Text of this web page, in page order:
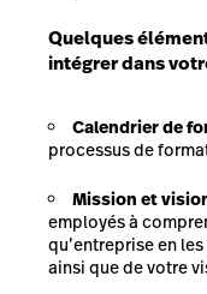
Quelques
intégrer dans
Calendrier de
processus de
Mission et
employés à
qu’entreprise en
ainsi que de votre